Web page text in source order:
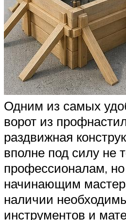
Одним из самых
ворот из
раздвижная
вполне под силу не
профессионалам,
начинающим
наличии
инструментов и